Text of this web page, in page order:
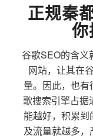
正规秦
谷歌SEO的含义
网站，让其在
量。因此，也
歌搜索引擎占据
能越好，积累
及流量就越多